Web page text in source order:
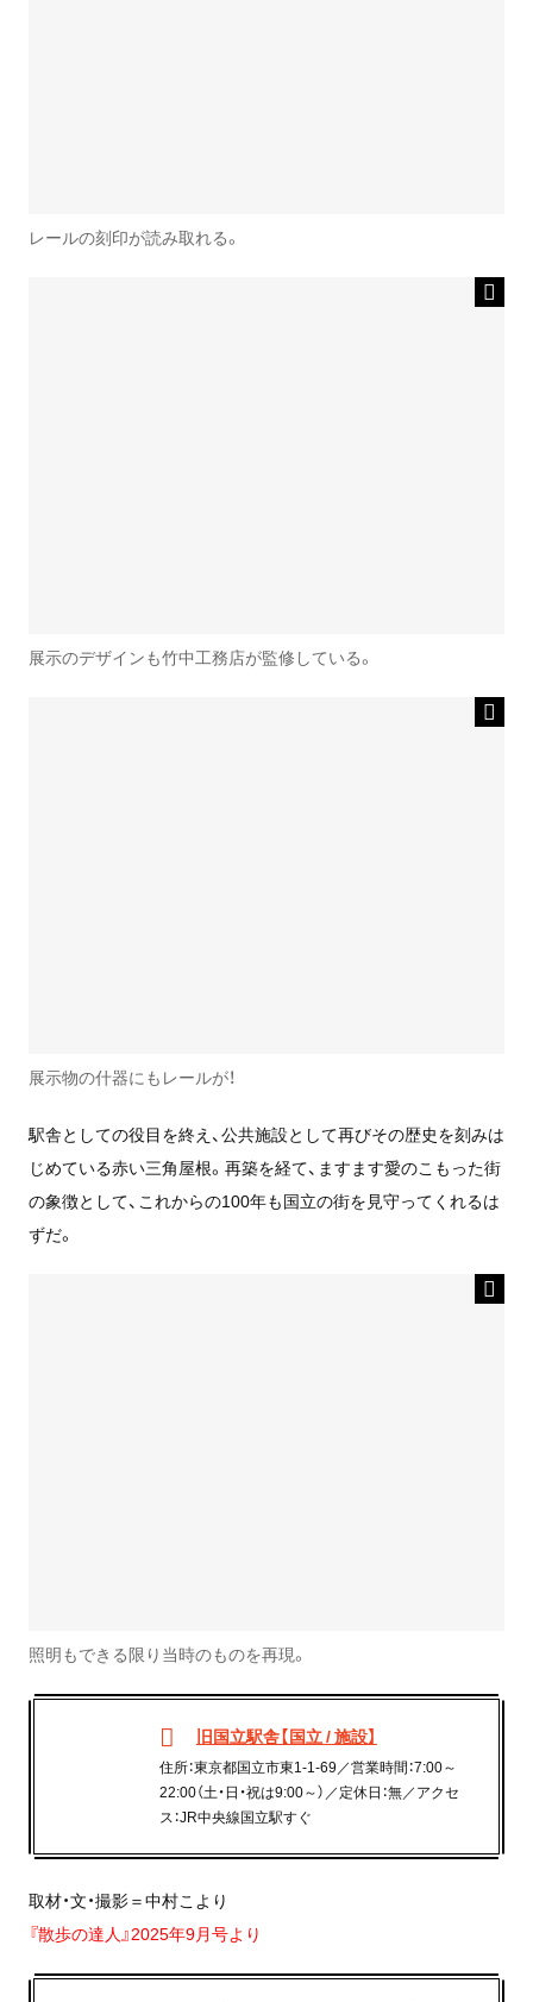
レールの刻印が読み取れる。
展示のデザインも竹中工務店が監修している。
展示物の什器にもレールが！
駅舎としての役目を終え、公共施設として再びその歴史を刻みは
じめている赤い三角屋根。再築を経て、ますます愛のこもった街
の象徴として、これからの100年も国立の街を見守ってくれるは
ずだ。
照明もできる限り当時のものを再現。
旧国立駅舎【国立 / 施設】
住所：東京都国立市東1-1-69／営業時間：7:00～
22:00（土・日・祝は9:00～）／定休日：無／アクセ
ス：JR中央線国立駅すぐ
取材・文・撮影＝中村こより
『散歩の達人』2025年9月号より